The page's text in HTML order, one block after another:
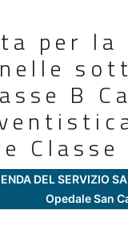
per
B
DEL SERVIZIO
Opedale San